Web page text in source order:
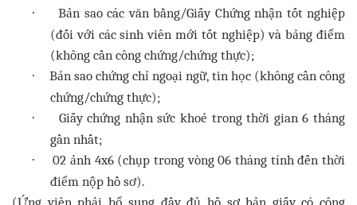
·
Bản sao các văn bằng/Giấy Chứng nhận tốt nghiệp
(đối với các sinh viên mới tốt nghiệp) và bảng điểm
(không cần công chứng/chứng thực);
·
Bản sao chứng chỉ ngoại ngữ, tin học (không cần công
chứng/chứng thực);
·
Giấy chứng nhận sức khoẻ trong thời gian 6 tháng
gần nhất;
·
02 ảnh 4x6 (chụp trong vòng 06 tháng tính đến thời
điểm nộp hồ sơ).